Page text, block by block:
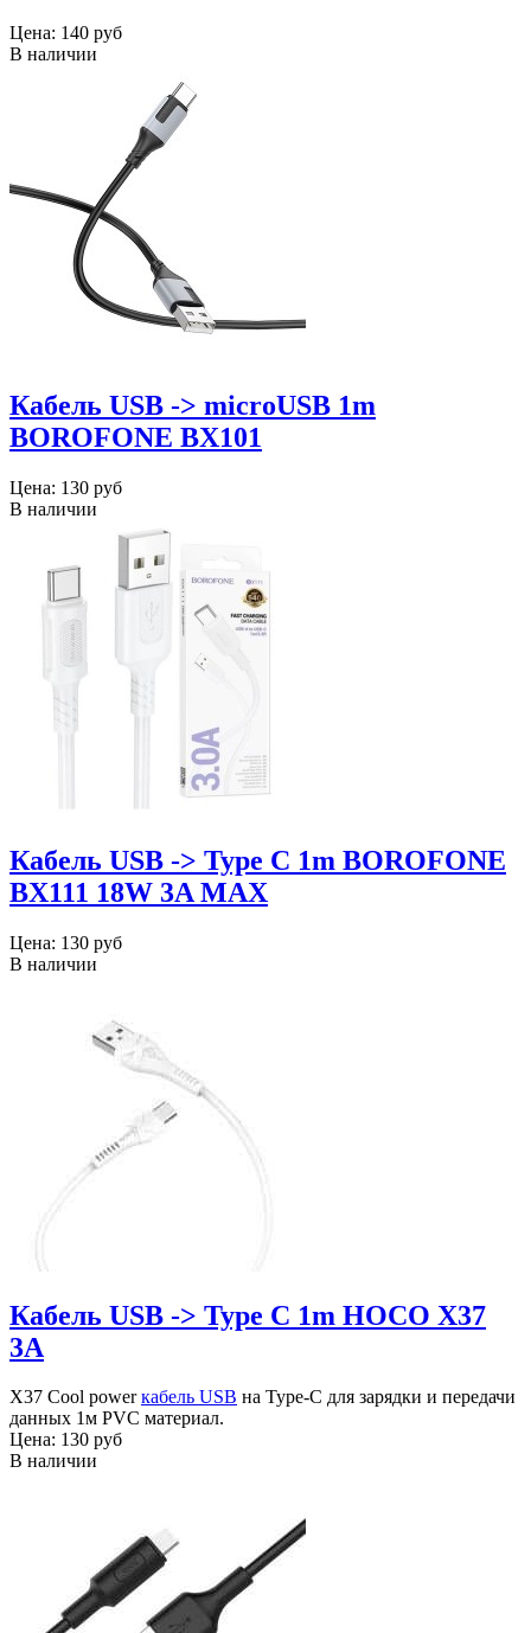
Цена: 140 руб
В наличии
Кабель USB -> microUSB 1m
BOROFONE BX101
Цена: 130 руб
В наличии
Кабель USB -> Type C 1m BOROFONE
BX111 18W 3A MAX
Цена: 130 руб
В наличии
Кабель USB -> Type C 1m HOCO X37
3A
X37 Cool powerкабель USB на Type-C для зарядки и передачи
данных 1м PVC материал.
Цена: 130 руб
В наличии